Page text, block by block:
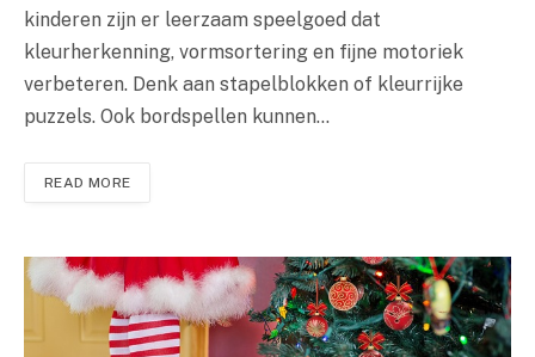
kinderen zijn er leerzaam speelgoed dat
kleurherkenning, vormsortering en fijne motoriek
verbeteren. Denk aan stapelblokken of kleurrijke
puzzels. Ook bordspellen kunnen…
READ MORE